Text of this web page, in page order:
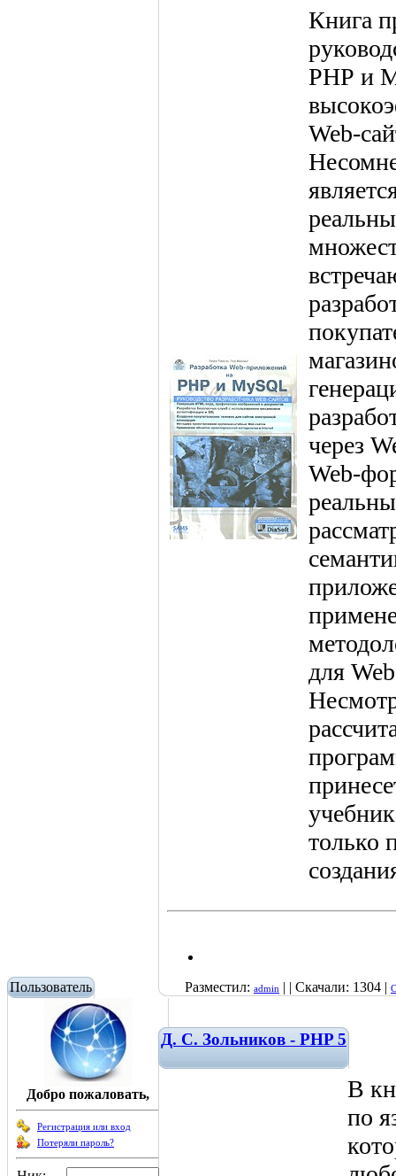
Пользователь
Добро пожаловать,
Регистрация или вход
Потеряли пароль?
Книга
РНР и
Web-
через
Web-
для
только
Разместил: admin | | Скачали: 1304 |
Д. С. Зольников - PHP 5
В
по